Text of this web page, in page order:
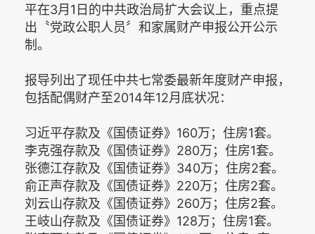
平在3月1日的中共政治局扩大会议上，重点提
出〝党政公职人员〞和家属财产申报公开公示
制。
报导列出了现任中共七常委最新年度财产申报，
包括配偶财产至2014年12月底状况：
习近平存款及《国债证券》160万；住房1套。
李克强存款及《国债证券》280万；住房1套。
张德江存款及《国债证券》340万；住房2套。
俞正声存款及《国债证券》220万；住房2套。
刘云山存款及《国债证券》260万；住房2套。
王岐山存款及《国债证券》128万；住房1套。